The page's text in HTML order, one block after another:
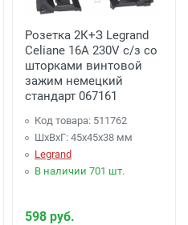
Розетка 2К+З Legrand
Celiane 16A 230V с/з со
шторками винтовой
зажим немецкий
стандарт 067161
Код товара: 511762
ШхВхГ: 45x45x38 мм
Legrand
В наличии 701 шт.
598 руб.